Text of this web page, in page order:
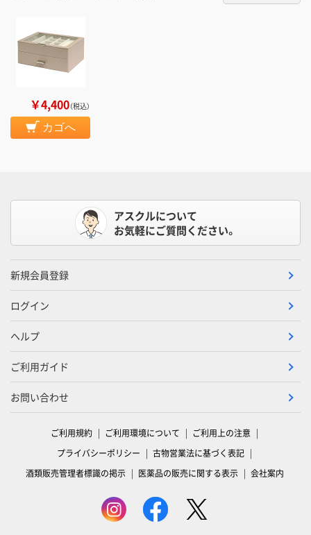
￥4,400（税込）
カゴへ
アスクルについて
お気軽にご質問ください。
新規会員登録
ログイン
ヘルプ
ご利用ガイド
お問い合わせ
ご利用規約 ご利用環境について
ご利用上の注意
プライバシーポリシー
古物営業法に基づく表記
酒類販売管理者標識の掲示
医薬品の販売に関する表示 会社案内